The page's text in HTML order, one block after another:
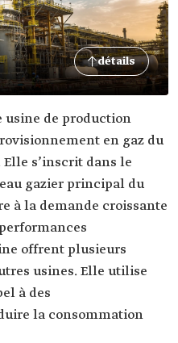
détails
usine de production
en gaz du
Elle s’inscrit dans le
gazier principal du
à la demande croissante
offrent plusieurs
usines. Elle utilise
à des
la consommation